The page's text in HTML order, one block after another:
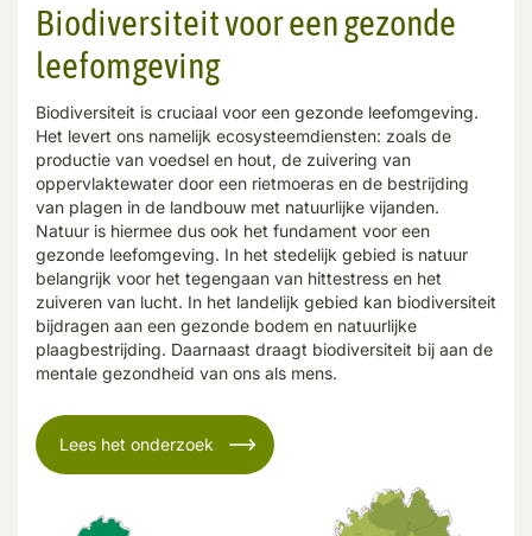
Biodiversiteit voor een gezonde
leefomgeving
Biodiversiteit is cruciaal voor een gezonde leefomgeving.
Het levert ons namelijk ecosysteemdiensten: zoals de
productie van voedsel en hout, de zuivering van
oppervlaktewater door een rietmoeras en de bestrijding
van plagen in de landbouw met natuurlijke vijanden.
Natuur is hiermee dus ook het fundament voor een
gezonde leefomgeving. In het stedelijk gebied is natuur
belangrijk voor het tegengaan van hittestress en het
zuiveren van lucht. In het landelijk gebied kan biodiversiteit
bijdragen aan een gezonde bodem en natuurlijke
plaagbestrijding. Daarnaast draagt biodiversiteit bij aan de
mentale gezondheid van ons als mens.
Lees het onderzoek